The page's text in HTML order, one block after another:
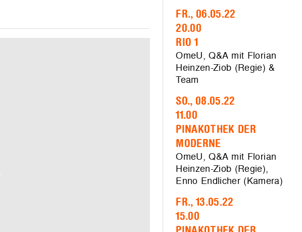
FR., 06.05.22
20.00
RIO 1
OmeU, Q&A mit Florian
Heinzen-Ziob (Regie) &
Team
SO., 08.05.22
11.00
PINAKOTHEK DER
MODERNE
OmeU, Q&A mit Florian
Heinzen-Ziob (Regie),
Enno Endlicher (Kamera)
FR., 13.05.22
15.00